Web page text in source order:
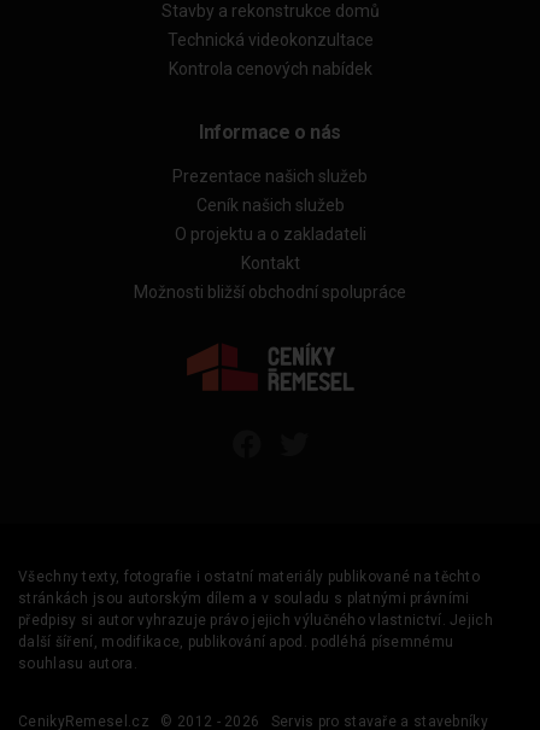
Stavby a rekonstrukce domů
Technická videokonzultace
Kontrola cenových nabídek
Informace o nás
Prezentace našich služeb
Ceník našich služeb
O projektu a o zakladateli
Kontakt
Možnosti bližší obchodní spolupráce
Všechny texty, fotografie i ostatní materiály publikované na těchto
stránkách jsou autorským dílem a v souladu s platnými právními
předpisy si autor vyhrazuje právo jejich výlučného vlastnictví. Jejich
další šíření, modifikace, publikování apod. podléhá písemnému
souhlasu autora.
CenikyRemesel.cz © 2012 - 2026 Servis pro stavaře a stavebníky